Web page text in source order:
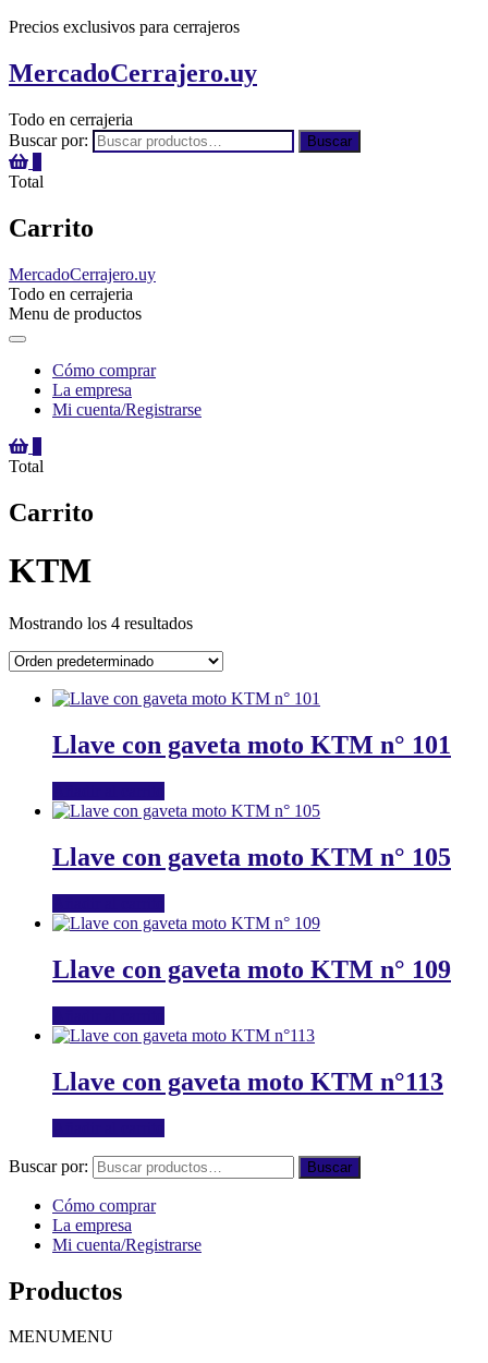
Precios exclusivos para cerrajeros
MercadoCerrajero.uy
Todo en cerrajeria
Buscar por:
Buscar
Total
Carrito
MercadoCerrajero.uy
Todo en cerrajeria
Menu de productos
Cómo comprar
La empresa
Mi cuenta/Registrarse
Total
Carrito
KTM
Mostrando los 4 resultados
Llave con gaveta moto KTM n° 101
Llave con gaveta moto KTM n° 105
Llave con gaveta moto KTM n° 109
Llave con gaveta moto KTM n°113
Buscar por: Buscar
Cómo comprar
La empresa
Mi cuenta/Registrarse
Productos
MENUMENU